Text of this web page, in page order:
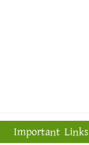
Important Links